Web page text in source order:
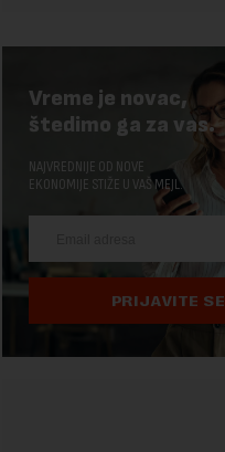
Vreme je novac,
štedimo ga za vas.
NAJVREDNIJE OD NOVE
EKONOMIJE STIŽE U VAŠ MEJL.
PRIJAVITE SE